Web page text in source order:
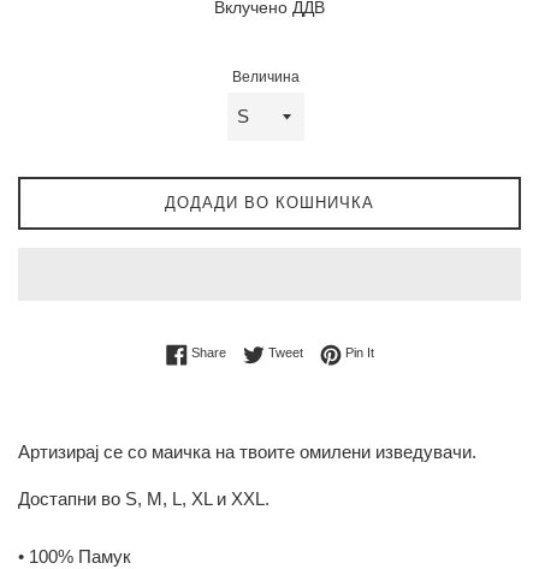
Вклучено ДДВ
Величина
ДОДАДИ ВО КОШНИЧКА
ShareShare on Facebook
TweetTweet on Twitter
Pin ItPin on Pinterest
Артизирај се со маичка на твоите омилени изведувачи.
Достапни во S, M, L, XL и XXL.
• 100% Памук